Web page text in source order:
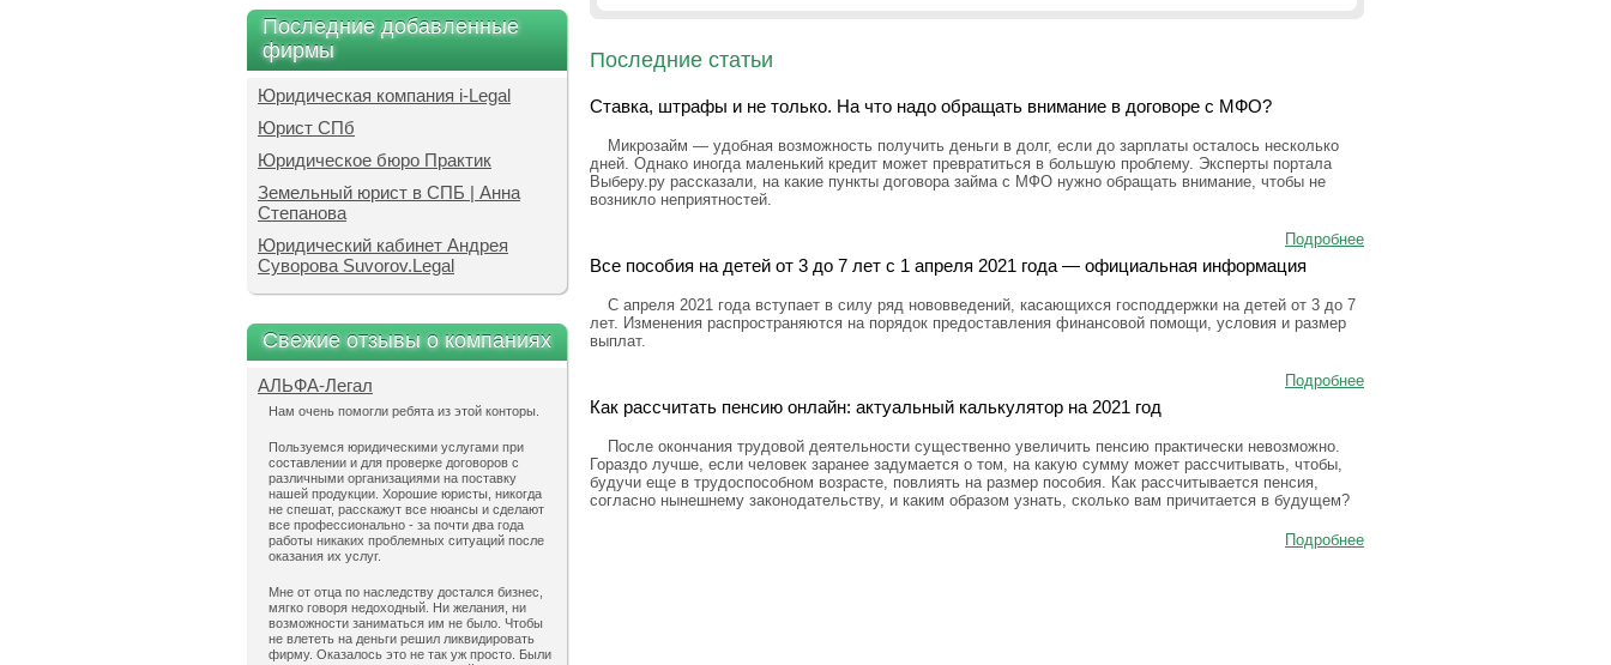
Последние добавленные
фирмы
Юридическая компания i-Legal
Юрист СПб
Юридическое бюро Практик
Земельный юрист в СПБ | Анна
Степанова
Юридический кабинет Андрея
Суворова Suvorov.Legal
Свежие отзывы о компаниях
АЛЬФА-Легал
Нам очень помогли ребята из этой конторы.
Пользуемся юридическими услугами при
составлении и для проверке договоров с
различными организациями на поставку
нашей продукции. Хорошие юристы, никогда
не спешат, расскажут все нюансы и сделают
все профессионально - за почти два года
работы никаких проблемных ситуаций после
оказания их услуг.
Мне от отца по наследству достался бизнес,
мягко говоря недоходный. Ни желания, ни
возможности заниматься им не было. Чтобы
не влететь на деньги решил ликвидировать
фирму. Оказалось это не так уж просто. Были
Последние статьи
Ставка, штрафы и не только. На что надо обращать внимание в договоре с МФО?
Микрозайм — удобная возможность получить деньги в долг, если до зарплаты осталось несколько
дней. Однако иногда маленький кредит может превратиться в большую проблему. Эксперты портала
Выберу.ру рассказали, на какие пункты договора займа с МФО нужно обращать внимание, чтобы не
возникло неприятностей.
Подробнее
Все пособия на детей от 3 до 7 лет с 1 апреля 2021 года — официальная информация
С апреля 2021 года вступает в силу ряд нововведений, касающихся господдержки на детей от 3 до 7
лет. Изменения распространяются на порядок предоставления финансовой помощи, условия и размер
выплат.
Подробнее
Как рассчитать пенсию онлайн: актуальный калькулятор на 2021 год
После окончания трудовой деятельности существенно увеличить пенсию практически невозможно.
Гораздо лучше, если человек заранее задумается о том, на какую сумму может рассчитывать, чтобы,
будучи еще в трудоспособном возрасте, повлиять на размер пособия. Как рассчитывается пенсия,
согласно нынешнему законодательству, и каким образом узнать, сколько вам причитается в будущем?
Подробнее